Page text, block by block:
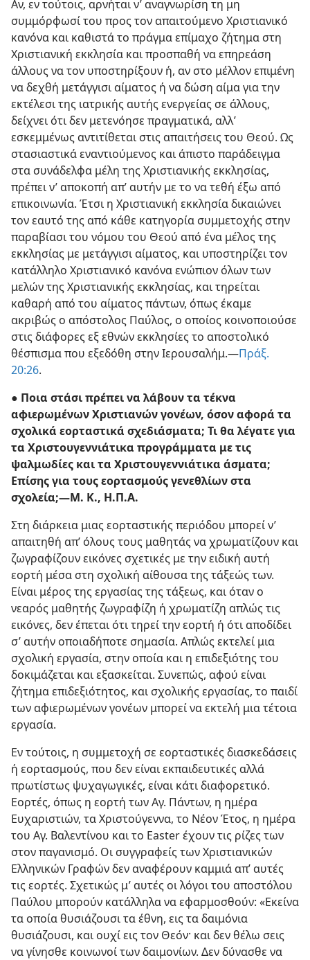
Αν, εν τούτοις, αρνήται ν’ αναγνωρίση τη μη
συμμόρφωσί του προς τον απαιτούμενο Χριστιανικό
κανόνα και καθιστά το πράγμα επίμαχο ζήτημα στη
Χριστιανική εκκλησία και προσπαθή να επηρεάση
άλλους να τον υποστηρίξουν ή, αν στο μέλλον επιμένη
να δεχθή μετάγγισι αίματος ή να δώση αίμα για την
εκτέλεσι της ιατρικής αυτής ενεργείας σε άλλους,
δείχνει ότι δεν μετενόησε πραγματικά, αλλ’
εσκεμμένως αντιτίθεται στις απαιτήσεις του Θεού. Ως
στασιαστικά εναντιούμενος και άπιστο παράδειγμα
στα συνάδελφα μέλη της Χριστιανικής εκκλησίας,
πρέπει ν’ αποκοπή απ’ αυτήν με το να τεθή έξω από
επικοινωνία. Έτσι η Χριστιανική εκκλησία δικαιώνει
τον εαυτό της από κάθε κατηγορία συμμετοχής στην
παραβίασι του νόμου του Θεού από ένα μέλος της
εκκλησίας με μετάγγισι αίματος, και υποστηρίζει τον
κατάλληλο Χριστιανικό κανόνα ενώπιον όλων των
μελών της Χριστιανικής εκκλησίας, και τηρείται
καθαρή από του αίματος πάντων, όπως έκαμε
ακριβώς ο απόστολος Παύλος, ο οποίος κοινοποιούσε
στις διάφορες εξ εθνών εκκλησίες το αποστολικό
θέσπισμα που εξεδόθη στην Ιερουσαλήμ.​—Πράξ.
20:26.
● Ποια στάσι πρέπει να λάβουν τα τέκνα
αφιερωμένων Χριστιανών γονέων, όσον αφορά τα
σχολικά εορταστικά σχεδιάσματα; Τι θα λέγατε για
τα Χριστουγεννιάτικα προγράμματα με τις
ψαλμωδίες και τα Χριστουγεννιάτικα άσματα;
Επίσης για τους εορτασμούς γενεθλίων στα
σχολεία;​—Μ. Κ., Η.Π.Α.
Στη διάρκεια μιας εορταστικής περιόδου μπορεί ν’
απαιτηθή απ’ όλους τους μαθητάς να χρωματίζουν και
ζωγραφίζουν εικόνες σχετικές με την ειδική αυτή
εορτή μέσα στη σχολική αίθουσα της τάξεώς των.
Είναι μέρος της εργασίας της τάξεως, και όταν ο
νεαρός μαθητής ζωγραφίζη ή χρωματίζη απλώς τις
εικόνες, δεν έπεται ότι τηρεί την εορτή ή ότι αποδίδει
σ’ αυτήν οποιαδήποτε σημασία. Απλώς εκτελεί μια
σχολική εργασία, στην οποία και η επιδεξιότης του
δοκιμάζεται και εξασκείται. Συνεπώς, αφού είναι
ζήτημα επιδεξιότητος, και σχολικής εργασίας, το παιδί
των αφιερωμένων γονέων μπορεί να εκτελή μια τέτοια
εργασία.
Εν τούτοις, η συμμετοχή σε εορταστικές διασκεδάσεις
ή εορτασμούς, που δεν είναι εκπαιδευτικές αλλά
πρωτίστως ψυχαγωγικές, είναι κάτι διαφορετικό.
Εορτές, όπως η εορτή των Αγ. Πάντων, η ημέρα
Ευχαριστιών, τα Χριστούγεννα, το Νέον Έτος, η ημέρα
του Αγ. Βαλεντίνου και το Easter έχουν τις ρίζες των
στον παγανισμό. Οι συγγραφείς των Χριστιανικών
Ελληνικών Γραφών δεν αναφέρουν καμμιά απ’ αυτές
τις εορτές. Σχετικώς μ’ αυτές οι λόγοι του αποστόλου
Παύλου μπορούν κατάλληλα να εφαρμοσθούν: «Εκείνα
τα οποία θυσιάζουσι τα έθνη, εις τα δαιμόνια
θυσιάζουσι, και ουχί εις τον Θεόν· και δεν θέλω σεις
να γίνησθε κοινωνοί των δαιμονίων. Δεν δύνασθε να